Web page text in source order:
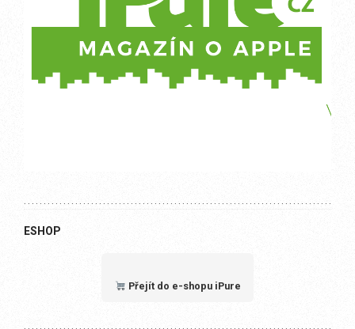
ESHOP
Přejít do e-shopu iPure